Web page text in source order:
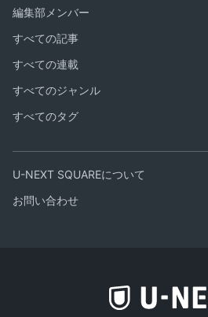
編集部メンバー
すべての記事
すべての連載
すべてのジャンル
すべてのタグ
U-NEXT SQUAREについて
お問い合わせ